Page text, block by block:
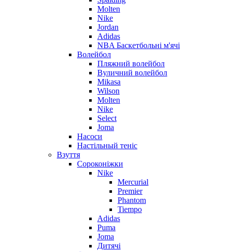
Molten
Nike
Jordan
Adidas
NBA Баскетбольні м'ячі
Волейбол
Пляжний волейбол
Вуличний волейбол
Mikasa
Wilson
Molten
Nike
Select
Joma
Насоси
Настільный теніс
Взуття
Сороконіжки
Nike
Mercurial
Premier
Phantom
Tiempo
Adidas
Puma
Joma
Дитячі